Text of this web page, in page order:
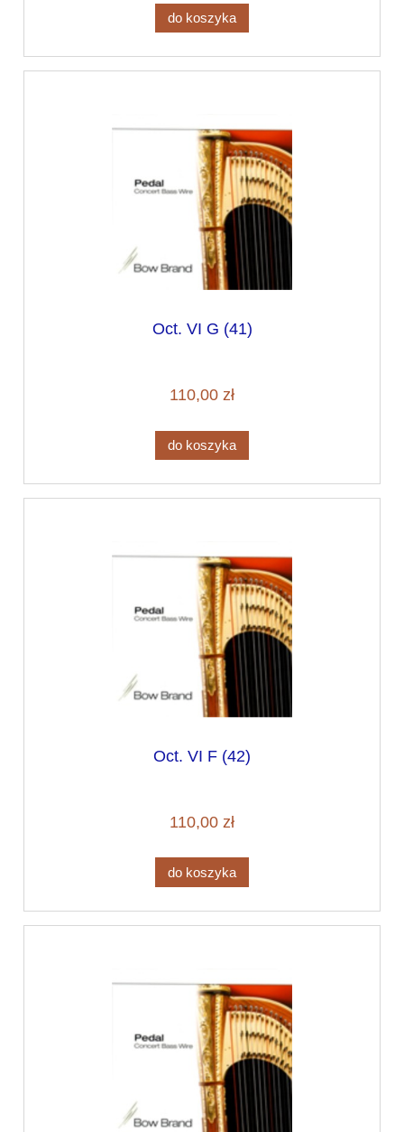
do koszyka
Oct. VI G (41)
110,00 zł
do koszyka
Oct. VI F (42)
110,00 zł
do koszyka